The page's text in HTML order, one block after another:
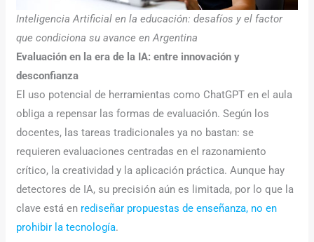
Inteligencia Artificial en la educación: desafíos y el factor
que condiciona su avance en Argentina
Evaluación en la era de la IA: entre innovación y
desconfianza
El uso potencial de herramientas como ChatGPT en el aula
obliga a repensar las formas de evaluación. Según los
docentes, las tareas tradicionales ya no bastan: se
requieren evaluaciones centradas en el razonamiento
crítico, la creatividad y la aplicación práctica. Aunque hay
detectores de IA, su precisión aún es limitada, por lo que la
clave está en rediseñar propuestas de enseñanza, no en
prohibir la tecnología.